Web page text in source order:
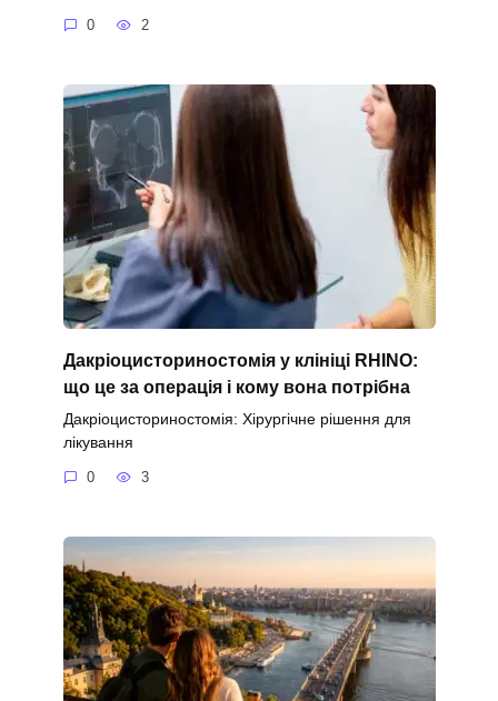
0 2
Дакріоцисториностомія у клініці RHINO:
що це за операція і кому вона потрібна
Дакріоцисториностомія: Хірургічне рішення для
лікування
0 3